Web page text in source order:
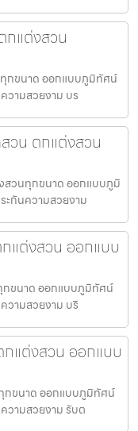
แต่งสวน
กขนาด ออกแบบภูมิทัศน์
วามสวยงาม บร
วน ตกแต่งสวน
สวนทุกขนาด ออกแบบภูมิ
ะกันความสวยงาม
แต่งสวน ออกแบบ
ขนาด ออกแบบภูมิทัศน์
วามสวยงาม บริ
แต่งสวน ออกแบบ
ขนาด ออกแบบภูมิทัศน์
วามสวยงาม รับต